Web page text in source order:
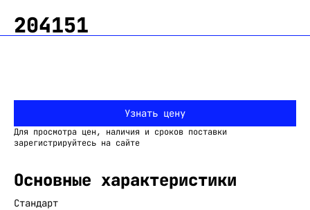
Новости
Контакты
Вход
204151
Узнать цену
Для просмотра цен, наличия и сроков поставки
зарегистрируйтесь на сайте
Основные характеристики
Стандарт